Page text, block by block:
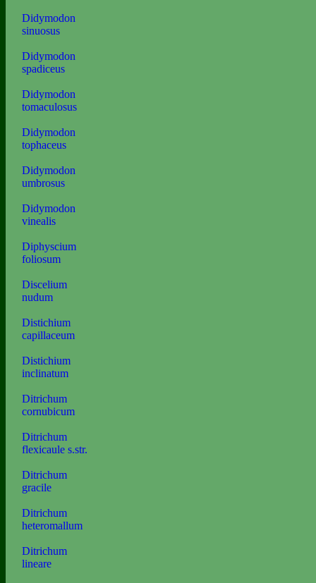
Didymodon
sinuosus
Didymodon
spadiceus
Didymodon
tomaculosus
Didymodon
tophaceus
Didymodon
umbrosus
Didymodon
vinealis
Diphyscium
foliosum
Discelium
nudum
Distichium
capillaceum
Distichium
inclinatum
Ditrichum
cornubicum
Ditrichum
flexicaule s.str.
Ditrichum
gracile
Ditrichum
heteromallum
Ditrichum
lineare